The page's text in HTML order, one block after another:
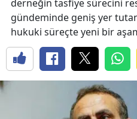
derneğin tasfiye sürecini
gündeminde geniş yer
hukuki süreçte yeni bir